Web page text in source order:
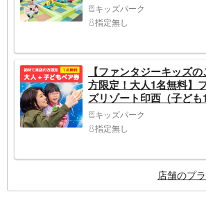
キッズパーク
指定無し
【ファンタジーキッズ
方限定！大人1名無料】
ズリゾート印西（子ども
キッズパーク
指定無し
店舗のプ